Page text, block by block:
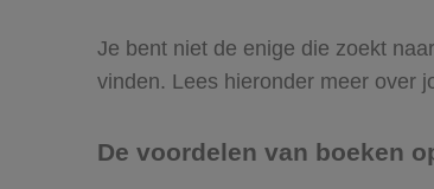
Je bent niet de enige die zoekt
vinden. Lees hieronder meer over
De voordelen van boeken